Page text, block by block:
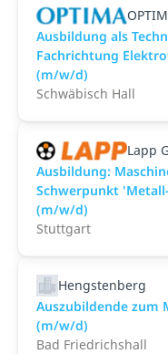
Ausbildung als
Fachrichtung
(m/w/d)
Schwäbisch Hall
Lapp
Ausbildung:
Schwerpunkt
(m/w/d)
Stuttgart
Hengstenberg
Auszubildende zum
(m/w/d)
Bad Friedrichshall